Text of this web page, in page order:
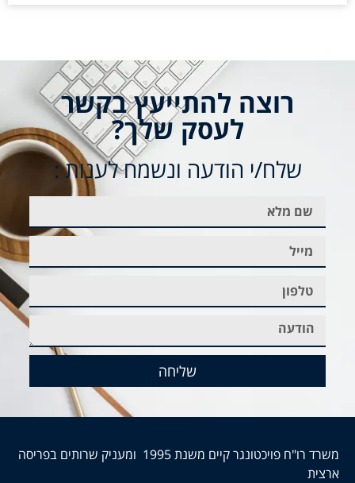
רוצה להתייעץ בקשר
לעסק שלך?
שלח/י הודעה ונשמח לענות :
שליחה
משרד רו"ח פויכטונגר קיים משנת 1995 ומעניק שרותים בפריסה
ארצית